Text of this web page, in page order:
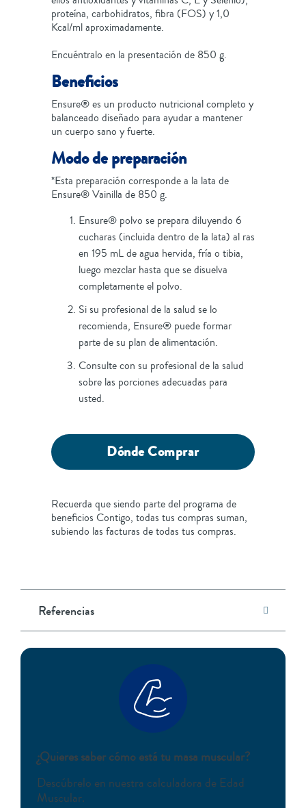
proteína, carbohidratos, fibra (FOS) y 1,0
Kcal/ml aproximadamente.
Encuéntralo en la presentación de 850 g.
Beneficios
Ensure® es un producto nutricional completo y
balanceado diseñado para ayudar a mantener
un cuerpo sano y fuerte.
Modo de preparación
*Esta preparación corresponde a la lata de
Ensure® Vainilla de 850 g.
Ensure® polvo se prepara diluyendo 6
cucharas (incluida dentro de la lata) al ras
en 195 mL de agua hervida, fría o tibia,
luego mezclar hasta que se disuelva
completamente el polvo.
Si su profesional de la salud se lo
recomienda, Ensure® puede formar
parte de su plan de alimentación.
Consulte con su profesional de la salud
sobre las porciones adecuadas para
usted.
Dónde Comprar
Recuerda que siendo parte del programa de
beneficios Contigo, todas tus compras suman,
subiendo las facturas de todas tus compras.
Referencias
¿Quieres saber cómo está tu masa muscular?
Descúbrelo en nuestra calculadora de Edad
Muscular.